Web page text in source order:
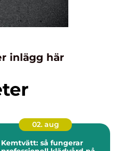
inlägg här
02. aug
Kemtvätt: så fungerar